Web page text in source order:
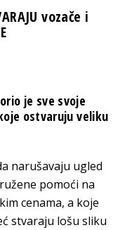
vozače i
je sve svoje
ostvaruju veliku
narušavaju ugled
pomoći na
cenama, a koje
stvaraju lošu sliku